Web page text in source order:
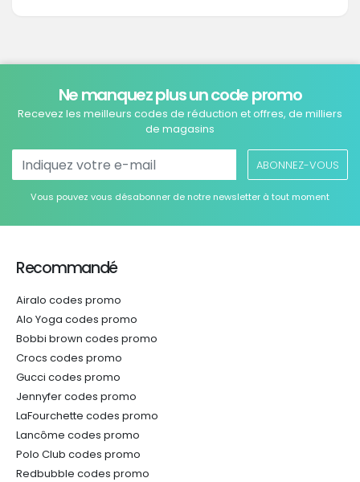
Ne manquez plus un code promo
Recevez les meilleurs codes de réduction et offres, de milliers
de magasins
ABONNEZ-VOUS
Vous pouvez vous désabonner de notre newsletter à tout moment
Recommandé
Airalo codes promo
Alo Yoga codes promo
Bobbi brown codes promo
Crocs codes promo
Gucci codes promo
Jennyfer codes promo
LaFourchette codes promo
Lancôme codes promo
Polo Club codes promo
Redbubble codes promo